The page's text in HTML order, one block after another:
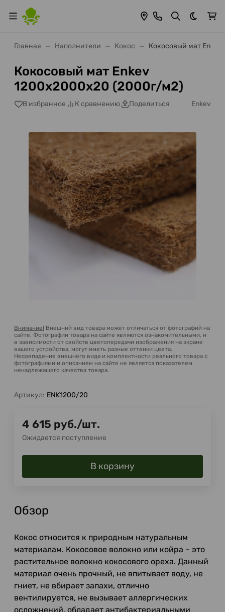
Темная
Главная Наполнители Кокос Кокосовый мат
Кокосовый мат Enkev
1200х2000х20 (2000г/м2)
В избранное К сравнению Поделиться Enkev
Внимание! Внешний вид товара может отличаться от фотографий на
сайте. Фотографии товара на сайте являются ознакомительными, и
в зависимости от свойств цветопередачи изображения на экране
вашего устройства, могут иметь разные оттенки цвета.
Несовпадение внешнего вида и комплектности реального товара с
фотографиями и описанием на сайте не является показателем
ненадлежащего качества товара.
Артикул: ENK1200/20
4 615 руб./шт.
Ожидается поступление
В корзину
Обзор
Кокос относится к природным натуральным
материалам. Кокосовое волокно или койра – это
растительное волокно кокосового ореха. Данный
материал очень прочный, не впитывает воду, не
гниет, не вбирает запахи, отлично
вентилируется, не вызывает аллергических
осложнений, обладает антибактериальными